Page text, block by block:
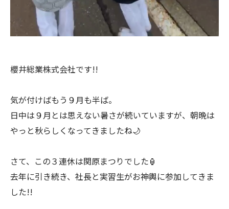
櫻井総業株式会社です!!
気が付けばもう９月も半ば。
日中は９月とは思えない暑さが続いていますが、朝晩は
やっと秋らしくなってきましたね🌙
さて、この３連休は関原まつりでした🏮
去年に引き続き、社長と実習生がお神輿に参加してきま
した!!